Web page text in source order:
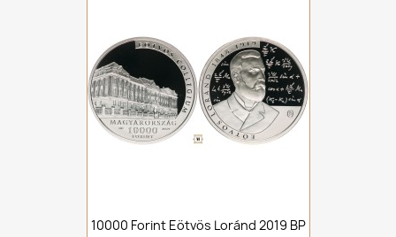
10000 Forint Eötvös Loránd 2019 BP